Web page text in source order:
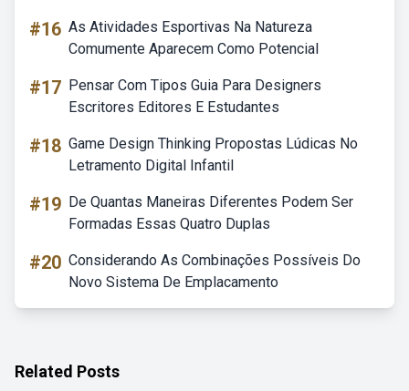
#16 As Atividades Esportivas Na Natureza
Comumente Aparecem Como Potencial
#17 Pensar Com Tipos Guia Para Designers
Escritores Editores E Estudantes
#18 Game Design Thinking Propostas Lúdicas No
Letramento Digital Infantil
#19 De Quantas Maneiras Diferentes Podem Ser
Formadas Essas Quatro Duplas
#20 Considerando As Combinações Possíveis Do
Novo Sistema De Emplacamento
Related Posts